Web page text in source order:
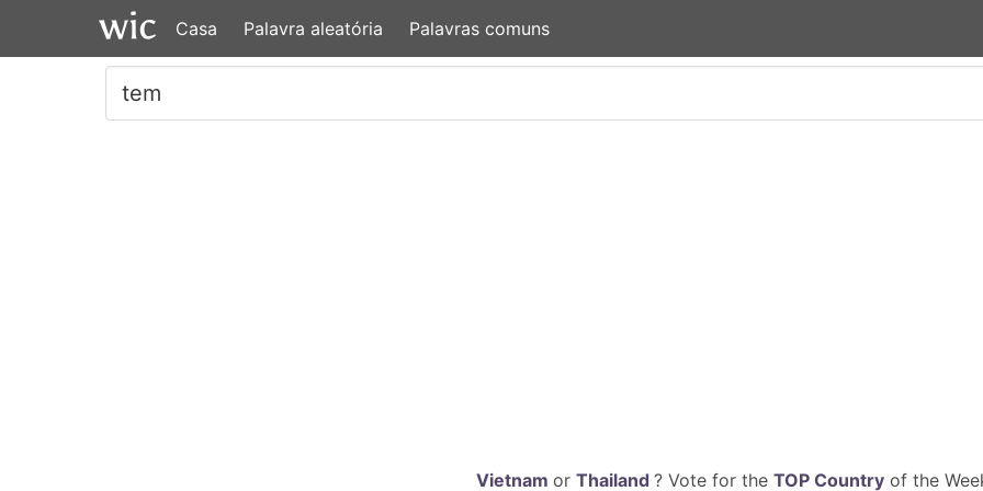
Casa Palavra aleatória Palavras comuns
Vietnam or Thailand ? Vote for the TOP Countryof the